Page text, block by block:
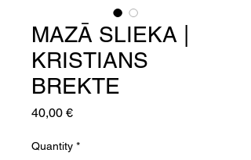
MAZĀ SLIEKA |
KRISTIANS
BREKTE
40,00 €Price
Quantity *